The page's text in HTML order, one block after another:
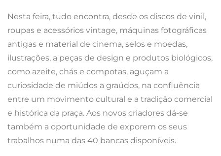
Nesta feira, tudo encontra, desde os discos de vinil,
roupas e acessórios vintage, máquinas fotográficas
antigas e material de cinema, selos e moedas,
ilustrações, a peças de design e produtos biológicos,
como azeite, chás e compotas, aguçam a
curiosidade de miúdos a graúdos, na confluência
entre um movimento cultural e a tradição comercial
e histórica da praça. Aos novos criadores dá-se
também a oportunidade de exporem os seus
trabalhos numa das 40 bancas disponíveis.